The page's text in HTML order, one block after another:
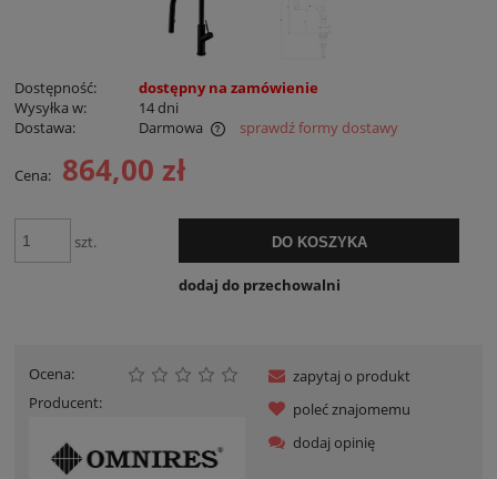
Dostępność:
dostępny na zamówienie
Wysyłka w:
14 dni
Dostawa:
Darmowa
sprawdź formy dostawy
Cena: 864,00 zł
szt. DO KOSZYKA
dodaj do przechowalni
Ocena:
Producent:
zapytaj o produkt
poleć znajomemu
dodaj opinię